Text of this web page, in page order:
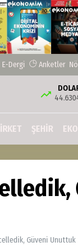
E-Dergi Anketler
ŞEHIR
Güveni Unuttuk